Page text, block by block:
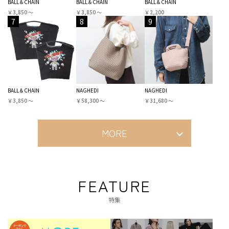
BALL＆CHAIN
￥3,850 〜
BALL＆CHAIN
￥3,850 〜
BALL＆CHAIN
￥2,200
7
BALL＆CHAIN
￥3,850 〜
8
NAGHEDI
￥58,300 〜
9
NAGHEDI
￥31,680 〜
MORE
FEATURE
特集